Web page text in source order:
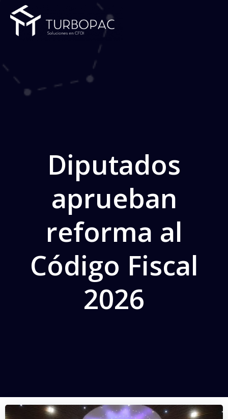
al
contenido
Diputados
aprueban
reforma al
Código Fiscal
2026